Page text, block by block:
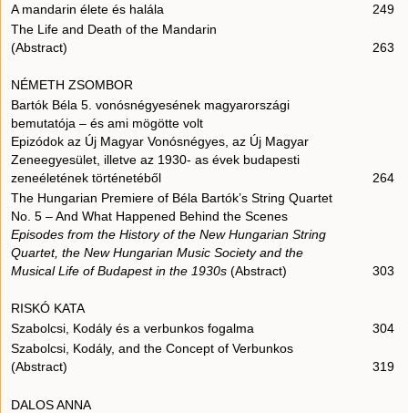
A mandarin élete és halála
249
The Life and Death of the Mandarin
(Abstract)
263
NÉMETH ZSOMBOR
Bartók Béla 5. vonósnégyesének magyarországi
bemutatója – és ami mögötte volt
Epizódok az Új Magyar Vonósnégyes, az Új Magyar
Zeneegyesület, illetve az 1930- as évek budapesti
zeneéletének történetéből
264
The Hungarian Premiere of Béla Bartók’s String Quartet
No. 5 – And What Happened Behind the Scenes
Episodes from the History of the New Hungarian String
Quartet, the New Hungarian Music Society and the
Musical Life of Budapest in the 1930s (Abstract) 303
RISKÓ KATA
Szabolcsi, Kodály és a verbunkos fogalma
304
Szabolcsi, Kodály, and the Concept of Verbunkos
(Abstract)
319
DALOS ANNA